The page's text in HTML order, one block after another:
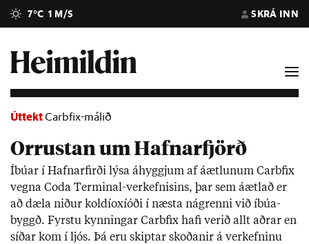
7°C 1 M/S SKRÁ INN
ÚttektCarbfix-málið
Orrustan um Hafnarfjörð
Íbú­ar í Hafnar­firði lýsa áhyggj­um af áætl­un­um Car­bfix
vegna Coda Term­inal-verk­efn­is­ins, þar sem áætl­að er
að dæla nið­ur kol­díoxí­óði í næsta ná­grenni við íbúa­
byggð. Fyrstu kynn­ing­ar Car­bfix hafi ver­ið allt aðr­ar en
síð­ar kom í ljós. Þá eru skipt­ar skoð­an­ir á verk­efn­inu